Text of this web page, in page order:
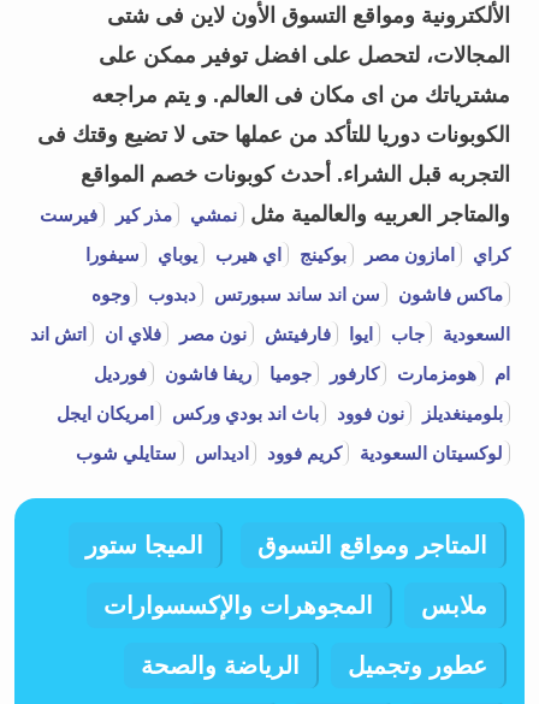
الألكترونية ومواقع التسوق الأون لاين فى شتى
المجالات، لتحصل على افضل توفير ممكن على
مشترياتك من اى مكان فى العالم. و يتم مراجعه
الكوبونات دوريا للتأكد من عملها حتى لا تضيع وقتك فى
التجربه قبل الشراء. أحدث كوبونات خصم المواقع
والمتاجر العربيه والعالمية مثل
نمشي مذر كير
فيرست
كراي
امازون مصر بوكينج اي هيرب يوباي
سيفورا
ماكس فاشون
سن اند ساند سبورتس دبدوب
وجوه
السعودية
جاب ايوا فارفيتش نون مصر فلاي ان
اتش اند
ام
هومزمارت كارفور جوميا ريفا فاشون
فورديل
بلومينغديلز
نون فوود باث اند بودي وركس
امريكان ايجل
لوكسيتان السعودية
كريم فوود اديداس ستايلي شوب
المتاجر ومواقع التسوق الميجا ستور
ملابس المجوهرات والإكسسوارات
عطور وتجميل الرياضة والصحة